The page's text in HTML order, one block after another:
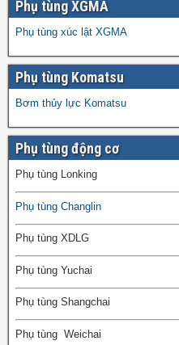
Phụ tùng XGMA
Phụ tùng xúc lật XGMA
Phụ tùng Komatsu
Bơm thủy lực Komatsu
Phụ tùng động cơ
Phụ tùng Lonking
Phụ tùng Changlin
Phụ tùng XDLG
Phụ tùng Yuchai
Phụ tùng Shangchai
Phụ tùng Weichai